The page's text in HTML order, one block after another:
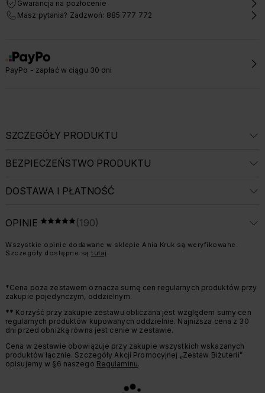
Gwarancja na pozłocenie
Masz pytania? Zadzwoń: 885 777 772
PayPo - zapłać w ciągu 30 dni
SZCZEGÓŁY PRODUKTU
BEZPIECZEŃSTWO PRODUKTU
DOSTAWA I PŁATNOŚĆ
OPINIE OCENA 5 NA 5ŚREDNIA OCENA: 5 Z 5, LICZBA OPINII:
(190)
Informacja o weryfikacji opinii:
Wszystkie opinie dodawane w sklepie Ania Kruk są weryfikowane.
Szczegóły dostępne są tutaj .
*Cena poza zestawem oznacza sumę cen regularnych produktów przy
zakupie pojedynczym, oddzielnym.
** Korzyść przy zakupie zestawu obliczana jest względem sumy cen
regularnych produktów kupowanych oddzielnie. Najniższa cena z 30
dni przed obniżką równa jest cenie w zestawie.
Cena w zestawie obowiązuje przy zakupie wszystkich wskazanych
produktów łącznie. Szczegóły Akcji Promocyjnej „Zestaw Biżuterii”
opisujemy w §6 naszego Regulaminu.